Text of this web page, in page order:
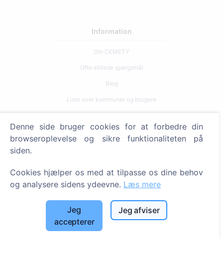
Information
Om CEMETY
Ofte stillede spørgsmål
Blog
Liste over kommuner og brugere
Betalingspolitik
Søg
Søg efter afdøde
Søg efter kirkegårde
Tjenester
Denne side bruger cookies for at forbedre din
browseroplevelse og sikre funktionaliteten på
siden.
Cookies hjælper os med at tilpasse os dine behov
og analysere sidens ydeevne. Læs mere
Jeg
accepterer
Jeg afviser